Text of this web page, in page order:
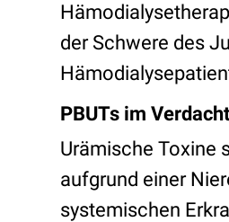
der Schwere des
PBUTs im Verdacht
Urämische Toxine
aufgrund einer
systemischen